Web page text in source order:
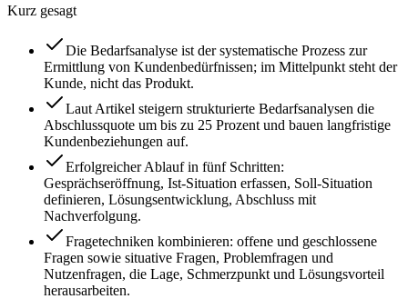
Kurz gesagt
Die Bedarfsanalyse ist der systematische Prozess zur
Ermittlung von Kundenbedürfnissen; im Mittelpunkt steht der
Kunde, nicht das Produkt.
Laut Artikel steigern strukturierte Bedarfsanalysen die
Abschlussquote um bis zu 25 Prozent und bauen langfristige
Kundenbeziehungen auf.
Erfolgreicher Ablauf in fünf Schritten:
Gesprächseröffnung, Ist-Situation erfassen, Soll-Situation
definieren, Lösungsentwicklung, Abschluss mit
Nachverfolgung.
Fragetechniken kombinieren: offene und geschlossene
Fragen sowie situative Fragen, Problemfragen und
Nutzenfragen, die Lage, Schmerzpunkt und Lösungsvorteil
herausarbeiten.